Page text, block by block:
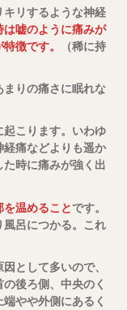
リするような神経
嘘のように痛みが
徴です。
（稀に持
りの痛さに眠れな
こります。いわゆ
痛などよりも遥か
時に痛みが強く出
を温めることです。
呂につかる。これ
として多いので、
後ろ側、中央のく
やや外側にあるく